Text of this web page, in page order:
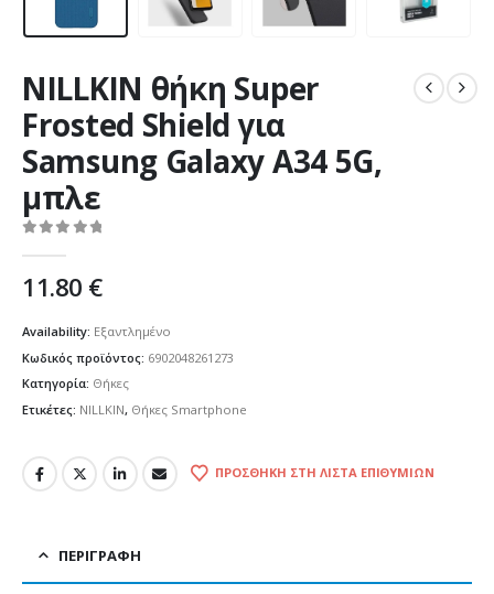
NILLKIN θήκη Super
Frosted Shield για
Samsung Galaxy A34 5G,
μπλε
11.80 €
Availability: Εξαντλημένο
Κωδικός προϊόντος: 6902048261273
Κατηγορία: Θήκες
Ετικέτες: NILLKIN, Θήκες Smartphone
ΠΡΟΣΘΉΚΗ ΣΤΗ ΛΊΣΤΑ ΕΠΙΘΥΜΙΏΝ
ΠΕΡΙΓΡΑΦΉ